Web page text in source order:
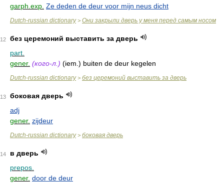
garph.exp. Ze deden de deur voor mijn neus dicht
Dutch-russian dictionary> Они закрыли дверь у меня перед самым носом
12
без церемоний выставить за дверь
part.
gener. (кого-л.) (iem.) buiten de deur kegelen
Dutch-russian dictionary> без церемоний выставить за дверь
13
боковая дверь
adj
gener. zijdeur
Dutch-russian dictionary> боковая дверь
14
в дверь
prepos.
gener. door de deur